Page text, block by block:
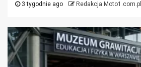
3 tygodnie ago Redakcja Moto1.com.pl